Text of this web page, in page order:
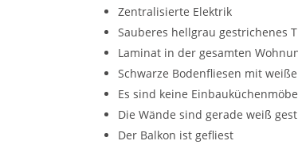
Zentralisierte Elektrik
Sauberes hellgrau gestrichenes
Laminat in der gesamten
Schwarze Bodenfliesen mit
Es sind keine
Die Wände sind gerade weiß
Der Balkon ist gefliest